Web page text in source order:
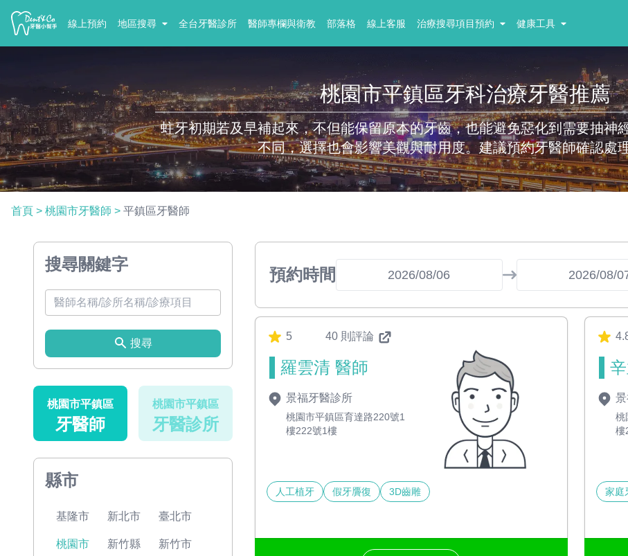
線上預約 地區搜尋 全台牙醫診所 醫師專欄與衛教 部落格 線上客服 治療搜尋項目預約 健康工具
桃園市平鎮區牙科治療牙醫推薦
蛀牙初期若及早補起來，不但能保留原本的牙齒，也能避免惡化到需要抽神
不同，選擇也會影響美觀與耐用度。建議預約牙醫師確認處
首頁 > 桃園市牙醫師 > 平鎮區牙醫師
搜尋關鍵字
搜尋
桃園市平鎮區
牙醫師
桃園市平鎮區
牙醫診所
縣市
基隆市 新北市 臺北市
桃園市 新竹縣 新竹市
預約時間
5 40 則評論
羅雲清 醫師
景福牙醫診所
桃園市平鎮區育達路220號1
樓222號1樓
人工植牙 假牙贗復 3D齒雕
桃
樓
家庭